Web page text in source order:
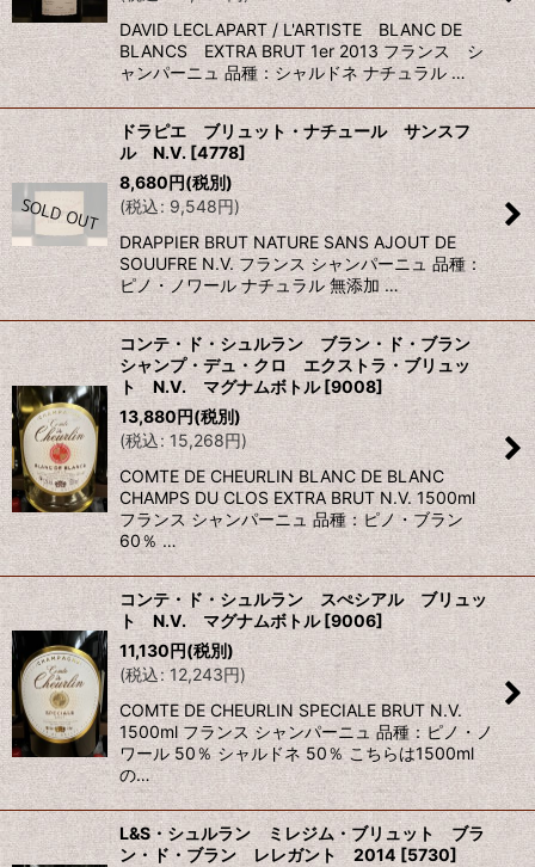
DAVID LECLAPART / L'ARTISTE BLANC DE
BLANCS EXTRA BRUT 1er 2013 フランス シ
ャンパーニュ 品種：シャルドネ ナチュラル …
ドラピエ ブリュット・ナチュール サンスフ
ル N.V.[4778]
8,680円(税別)
(税込: 9,548円)
DRAPPIER BRUT NATURE SANS AJOUT DE
SOUUFRE N.V. フランス シャンパーニュ 品種：
ピノ・ノワール ナチュラル 無添加 …
コンテ・ド・シュルラン ブラン・ド・ブラン
シャンプ・デュ・クロ エクストラ・ブリュッ
ト N.V. マグナムボトル[9008]
13,880円(税別)
(税込: 15,268円)
COMTE DE CHEURLIN BLANC DE BLANC
CHAMPS DU CLOS EXTRA BRUT N.V. 1500ml
フランス シャンパーニュ 品種：ピノ・ブラン
60％ …
コンテ・ド・シュルラン スぺシアル ブリュッ
ト N.V. マグナムボトル[9006]
11,130円(税別)
(税込: 12,243円)
COMTE DE CHEURLIN SPECIALE BRUT N.V.
1500ml フランス シャンパーニュ 品種：ピノ・ノ
ワール 50％ シャルドネ 50％ こちらは1500ml
の…
L&S・シュルラン ミレジム・ブリュット ブラ
ン・ド・ブラン レレガント 2014 [5730]